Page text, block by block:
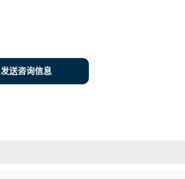
发送咨询信息